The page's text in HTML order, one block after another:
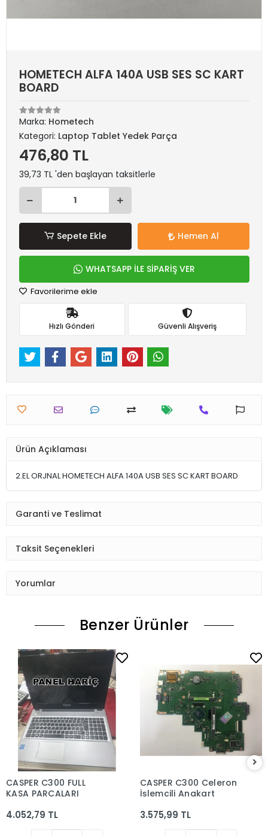
HOMETECH ALFA 140A USB SES SC KART
BOARD
Marka: Hometech
Kategori: Laptop Tablet Yedek Parça
476,80 TL
39,73 TL 'den başlayan taksitlerle
Sepete Ekle Hemen Al
WHATSAPP İLE SİPARİŞ VER
Favorilerime ekle
Hızlı Gönderi Güvenli Alışveriş
Ürün Açıklaması
2.EL ORJNAL HOMETECH ALFA 140A USB SES SC KART BOARD
Garanti ve Teslimat
Taksit Seçenekleri
Yorumlar
Benzer Ürünler
CASPER C300 FULL
KASA PARCALARI
4.052,79 TL
CASPER C300 Celeron
İşlemcili Anakart
3.575,99 TL